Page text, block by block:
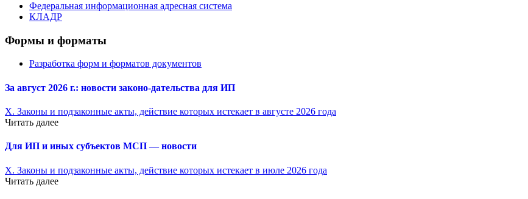
Федеральная информационная адресная система
КЛАДР
Формы и форматы
Разработка форм и форматов документов
За август 2026 г.: новости законо-дательства для ИП
X. Законы и подзаконные акты, действие которых истекает в августе 2026 года
Читать далее
Для ИП и иных субъектов МСП — новости
X. Законы и подзаконные акты, действие которых истекает в июле 2026 года
Читать далее